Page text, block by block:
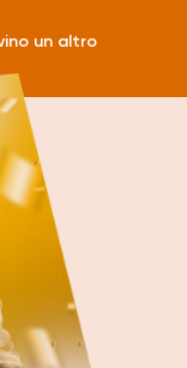
un altro